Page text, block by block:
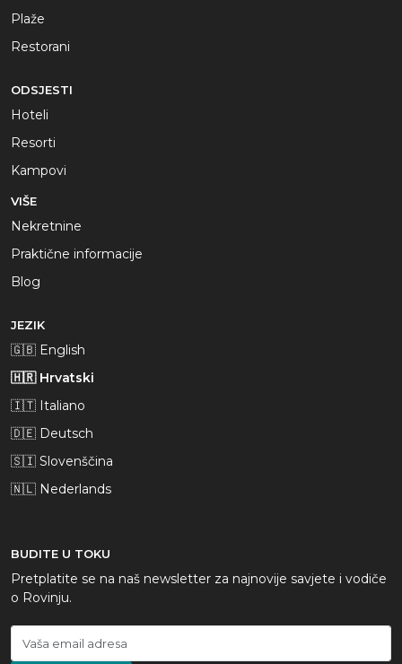
Plaže
Restorani
ODSJESTI
Hoteli
Resorti
Kampovi
VIŠE
Nekretnine
Praktične informacije
Blog
JEZIK
🇬🇧 English
🇭🇷 Hrvatski
🇮🇹 Italiano
🇩🇪 Deutsch
🇸🇮 Slovenščina
🇳🇱 Nederlands
BUDITE U TOKU
Pretplatite se na naš newsletter za najnovije savjete i vodiče
o Rovinju.